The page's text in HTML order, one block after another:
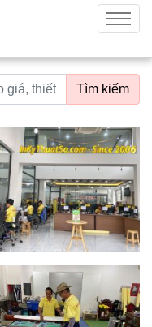
Menu
Tìm kiếm